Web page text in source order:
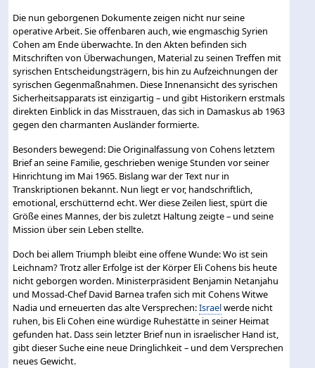
Die nun geborgenen Dokumente zeigen nicht nur seine
operative Arbeit. Sie offenbaren auch, wie engmaschig Syrien
Cohen am Ende überwachte. In den Akten befinden sich
Mitschriften von Überwachungen, Material zu seinen Treffen mit
syrischen Entscheidungsträgern, bis hin zu Aufzeichnungen der
syrischen Gegenmaßnahmen. Diese Innenansicht des syrischen
Sicherheitsapparats ist einzigartig – und gibt Historikern erstmals
direkten Einblick in das Misstrauen, das sich in Damaskus ab 1963
gegen den charmanten Ausländer formierte.
Besonders bewegend: Die Originalfassung von Cohens letztem
Brief an seine Familie, geschrieben wenige Stunden vor seiner
Hinrichtung im Mai 1965. Bislang war der Text nur in
Transkriptionen bekannt. Nun liegt er vor, handschriftlich,
emotional, erschütternd echt. Wer diese Zeilen liest, spürt die
Größe eines Mannes, der bis zuletzt Haltung zeigte – und seine
Mission über sein Leben stellte.
Doch bei allem Triumph bleibt eine offene Wunde: Wo ist sein
Leichnam? Trotz aller Erfolge ist der Körper Eli Cohens bis heute
nicht geborgen worden. Ministerpräsident Benjamin Netanjahu
und Mossad-Chef David Barnea trafen sich mit Cohens Witwe
Nadia und erneuerten das alte Versprechen:Israelwerde nicht
ruhen, bis Eli Cohen eine würdige Ruhestätte in seiner Heimat
gefunden hat. Dass sein letzter Brief nun in israelischer Hand ist,
gibt dieser Suche eine neue Dringlichkeit – und dem Versprechen
neues Gewicht.